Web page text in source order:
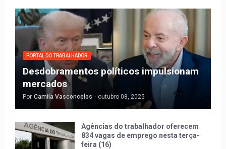
PORTAL DO TRABALHADOR
Desdobramentos políticos impulsionam
mercados
Por Camila Vasconcelos - outubro 08, 2025
Agências do trabalhador oferecem
834 vagas de emprego nesta terça-
feira (16)